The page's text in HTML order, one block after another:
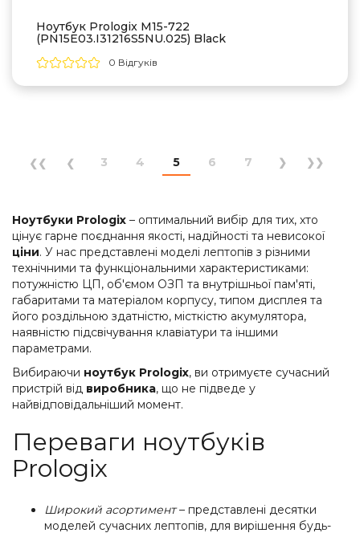
Ноутбук Prologix M15-722
(PN15E03.I31216S5NU.025) Black
0 Відгуків
3 4 5 6 7
Ноутбуки Prologix – оптимальний вибір для тих, хто
цінує гарне поєднання якості, надійності та невисокої
ціни. У нас представлені моделі лептопів з різними
технічними та функціональними характеристиками:
потужністю ЦП, об'ємом ОЗП та внутрішньої пам'яті,
габаритами та матеріалом корпусу, типом дисплея та
його роздільною здатністю, місткістю акумулятора,
наявністю підсвічування клавіатури та іншими
параметрами.
Вибираючи ноутбук Prologix, ви отримуєте сучасний
пристрій від виробника, що не підведе у
найвідповідальніший момент.
Переваги ноутбуків
Prologix
Широкий асортимент– представлені десятки
моделей сучасних лептопів, для вирішення будь-